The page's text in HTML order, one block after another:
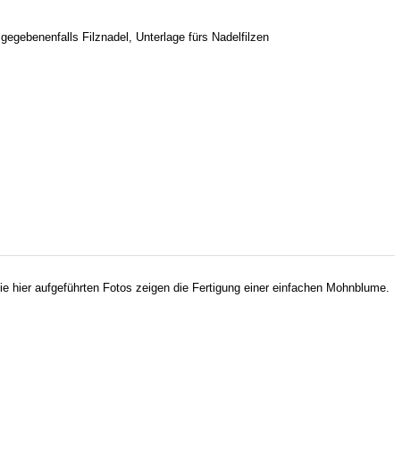
Filznadel, Unterlage fürs Nadelfilzen
hier aufgeführten Fotos zeigen die Fertigung einer einfachen Mohnblume.